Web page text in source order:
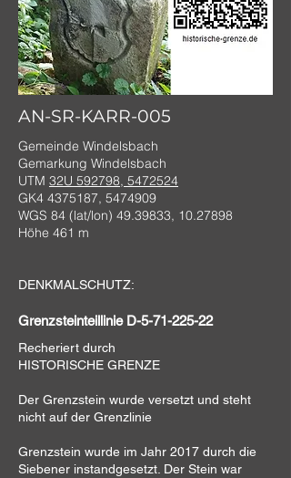
AN-SR-KARR-005
Gemeinde Windelsbach
Gemarkung Windelsbach
UTM 32U 592798, 5472524
GK4 4375187, 5474909
WGS 84 (lat/lon) 49.39833, 10.27898
Höhe 461 m
DENKMALSCHUTZ:
Grenzsteinteillinie D-5-71-225-22
Recheriert durch
HISTORISCHE GRENZE
Der Grenzstein wurde versetzt und steht
nicht auf der Grenzlinie
Grenzstein wurde im Jahr 2017 durch die
Siebener instandgesetzt. Der Stein war